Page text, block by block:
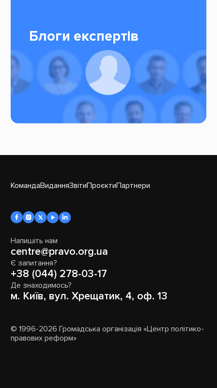
Блоги експертів
КомандаВиданняЗвітиПроєктиПартнери
Напишіть нам
centre@pravo.org.ua
Є запитання?
+38 (044) 278-03-17
Де знаходимось?
м. Київ, вул. Хрещатик, 4, оф. 13
© 1996-2026 Громадська організація «Центр політико-
правових реформ»